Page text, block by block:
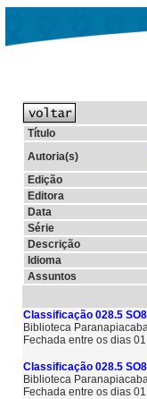
Título
Autoria(s)
Edição
Editora
Data
Série
Descrição
Idioma
Assuntos
Classificação 028.5
Biblioteca
Fechada entre os dias
Classificação 028.5
Biblioteca
Fechada entre os dias